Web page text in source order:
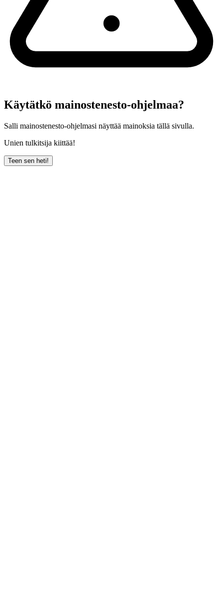
Käytätkö mainostenesto-ohjelmaa?
Salli mainostenesto-ohjelmasi näyttää mainoksia tällä sivulla.
Unien tulkitsija kiittää!
Teen sen heti!